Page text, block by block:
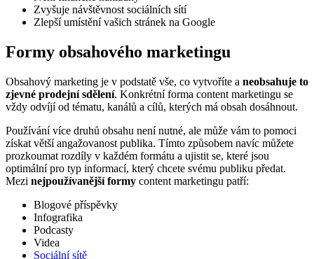
Zvyšuje návštěvnost sociálních sítí
Zlepší umístění vašich stránek na Google
Formy obsahového marketingu
Obsahový marketing je v podstatě vše, co vytvoříte a neobsahuje to
zjevné prodejní sdělení. Konkrétní forma content marketingu se
vždy odvíjí od tématu, kanálů a cílů, kterých má obsah dosáhnout.
Používání více druhů obsahu není nutné, ale může vám to pomoci
získat větší angažovanost publika. Tímto způsobem navíc můžete
prozkoumat rozdíly v každém formátu a ujistit se, které jsou
optimální pro typ informací, který chcete svému publiku předat.
Mezi nejpoužívanější formy content marketingu patří:
Blogové příspěvky
Infografika
Podcasty
Videa
Sociální sítě